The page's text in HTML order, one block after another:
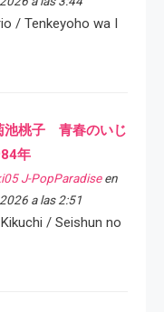
/ Tenkeyoho wa I
池桃子 青春のいじ
年
J-PopParadiseen
a las 2:51
/ Seishun no